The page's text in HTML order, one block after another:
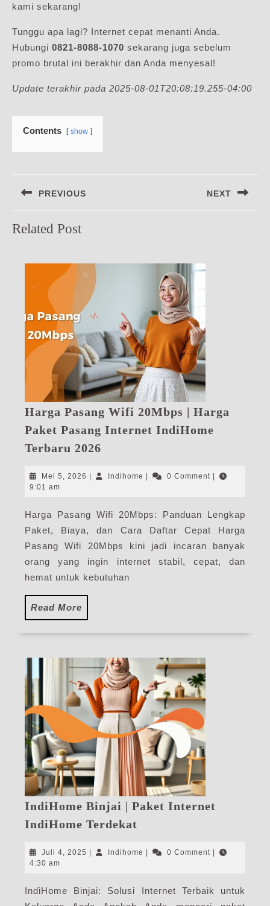
kami sekarang!
Tunggu apa lagi? Internet cepat menanti Anda.
Hubungi 0821-8088-1070 sekarang juga sebelum
promo brutal ini berakhir dan Anda menyesal!
Update terakhir pada 2025-08-01T20:08:19.255-04:00
Contents show
pos
PREVIOUS
post:
NEXT
Related Post
Harga Pasang Wifi 20Mbps | Harga
Paket Pasang Internet IndiHome
Terbaru 2026
Wifi
Harga
Paket
Pasang
Internet
IndiHome
Mei 5, 2026 Mei
| Indihome Indihome
| 0 Comment |
9:01 am
Harga Pasang Wifi 20Mbps: Panduan Lengkap
Paket, Biaya, dan Cara Daftar Cepat Harga
Pasang Wifi 20Mbps kini jadi incaran banyak
orang yang ingin internet stabil, cepat, dan
hemat untuk kebutuhan
Read More
More
IndiHome Binjai | Paket Internet
IndiHome Terdekat
|
IndiHome
Juli 4, 2025 Juli
Indihome Indihome0 Comment
4:30 am
IndiHome Binjai: Solusi Internet Terbaik untuk